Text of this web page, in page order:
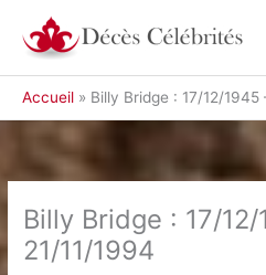
contenu
Accueil Billy Bridge : 17/12/1945
Billy Bridge : 17/12/
21/11/1994